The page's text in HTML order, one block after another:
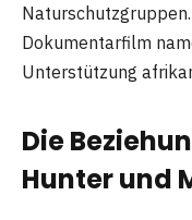
Dokumentarfilm
Unterstützung
Die
Hunter und